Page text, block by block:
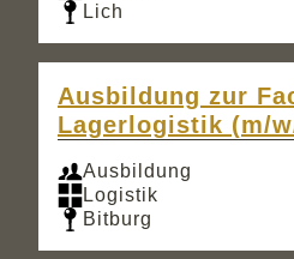
Lich
Ausbildung zur
Lagerlogistik (m/
Ausbildung
Logistik
Bitburg